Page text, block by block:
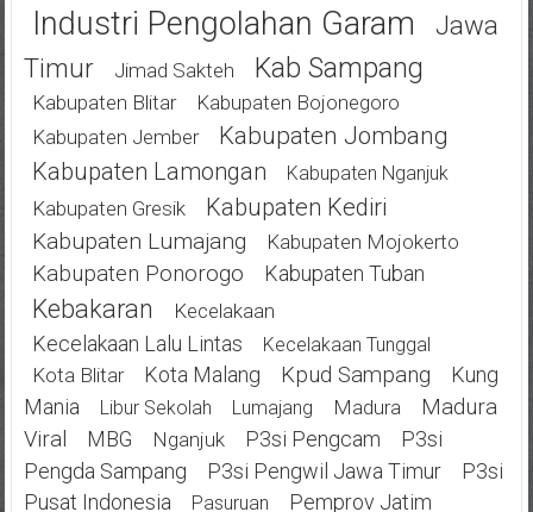
Industri Pengolahan Garam
Jawa
Timur
Jimad Sakteh Kab Sampang
Kabupaten Blitar
Kabupaten Bojonegoro
Kabupaten Jember
Kabupaten Jombang
Kabupaten Lamongan
Kabupaten Nganjuk
Kabupaten Gresik Kabupaten Kediri
Kabupaten Lumajang Kabupaten Mojokerto
Kabupaten Ponorogo Kabupaten Tuban
Kebakaran Kecelakaan
Kecelakaan Lalu Lintas Kecelakaan Tunggal
Kota Blitar Kota Malang Kpud Sampang
Kung
Mania
Libur Sekolah Lumajang Madura
Madura
Viral
MBG Nganjuk P3si Pengcam
P3si
Pengda Sampang
P3si Pengwil Jawa Timur
P3si
Pusat Indonesia
Pasuruan Pemprov Jatim